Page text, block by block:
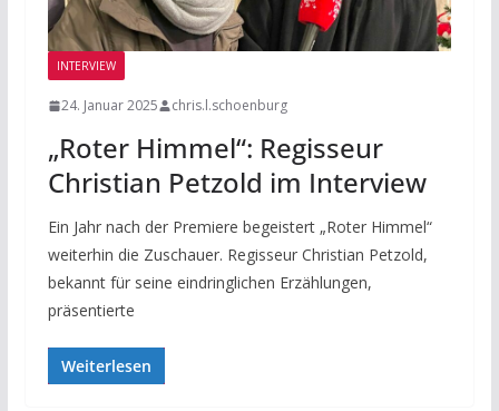
INTERVIEW
24. Januar 2025 chris.l.schoenburg
„Roter Himmel“: Regisseur
Christian Petzold im Interview
Ein Jahr nach der Premiere begeistert „Roter Himmel“
weiterhin die Zuschauer. Regisseur Christian Petzold,
bekannt für seine eindringlichen Erzählungen,
präsentierte
Weiterlesen